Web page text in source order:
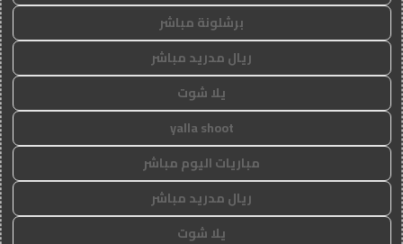
برشلونة مباشر
ريال مدريد مباشر
يلا شوت
yalla shoot
مباريات اليوم مباشر
ريال مدريد مباشر
يلا شوت